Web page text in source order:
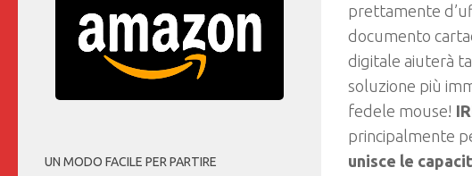
prettamente
documento
digitale aiuterà
soluzione più
fedele mouse!
principalmente
unisce le
UN MODO FACILE PER PARTIRE